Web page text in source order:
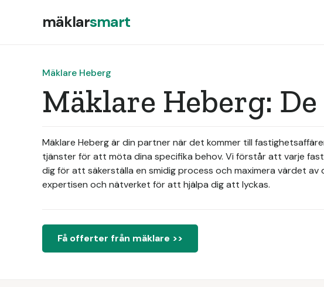
mäklarsmart
Mäklare Heberg
Mäklare Heberg:
Mäklare Heberg är din partner när det kommer till
tjänster för att möta dina specifika behov. Vi förstår att varje
dig för att säkerställa en smidig process och maximera värdet
expertisen och nätverket för att hjälpa dig att lyckas.
Få offerter från mäklare >>